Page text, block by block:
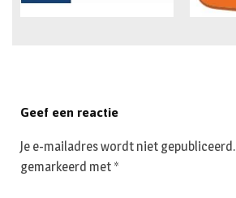
Geef een reactie
Je e-mailadres wordt niet gepubliceerd.
gemarkeerd met *